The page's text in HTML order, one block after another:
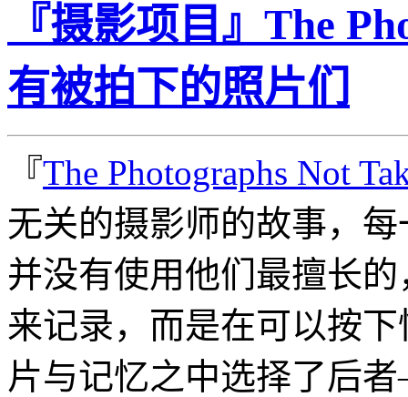
『摄影项目』The
有被拍下的照片们
『The Photographs Not
无关的摄影师的故事，
并没有使用他们最擅长
来记录，而是在可以按
片与记忆之中选择了后